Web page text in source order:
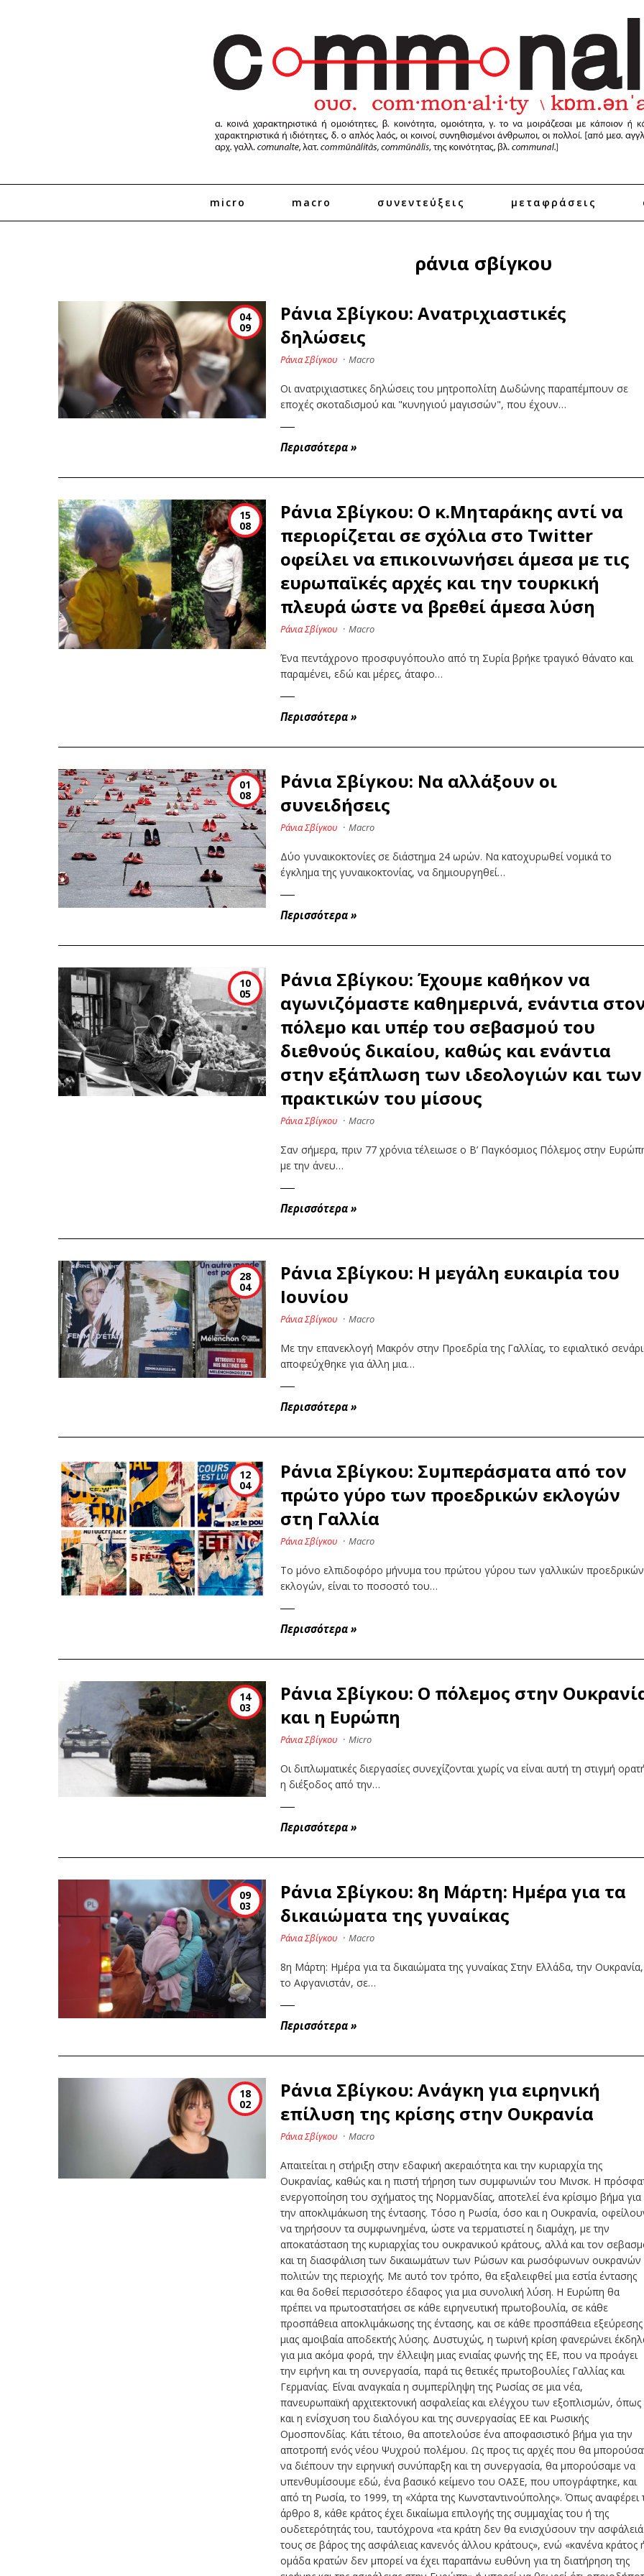
micro macro συνεντεύξεις μεταφράσεις
ράνια σβίγκου
04
09
Ράνια Σβίγκου: Ανατριχιαστικές
δηλώσεις
Ράνια Σβίγκου · Macro
Οι ανατριχιαστικες δηλώσεις του μητροπολίτη Δωδώνης παραπέμπουν σε
εποχές σκοταδισμού και "κυνηγιού μαγισσών", που έχουν…
Περισσότερα»
15
08
Ράνια Σβίγκου: Ο κ.Μηταράκης αντί να
περιορίζεται σε σχόλια στο Twitter
οφείλει να επικοινωνήσει άμεσα με τις
ευρωπαϊκές αρχές και την τουρκική
πλευρά ώστε να βρεθεί άμεσα λύση
Ράνια Σβίγκου · Macro
Ένα πεντάχρονο προσφυγόπουλο από τη Συρία βρήκε τραγικό θάνατο και
παραμένει, εδώ και μέρες, άταφο…
Περισσότερα»
01
08
Ράνια Σβίγκου: Να αλλάξουν οι
συνειδήσεις
Ράνια Σβίγκου · Macro
Δύο γυναικοκτονίες σε διάστημα 24 ωρών. Να κατοχυρωθεί νομικά το
έγκλημα της γυναικοκτονίας, να δημιουργηθεί…
Περισσότερα»
10
05
Ράνια Σβίγκου: Έχουμε καθήκον να
αγωνιζόμαστε καθημερινά, ενάντια
πόλεμο και υπέρ του σεβασμού του
διεθνούς δικαίου, καθώς και ενάντια
στην εξάπλωση των ιδεολογιών και των
πρακτικών του μίσους
Ράνια Σβίγκου · Macro
Σαν σήμερα, πριν 77 χρόνια τέλειωσε ο Β’ Παγκόσμιος Πόλεμος στην
με την άνευ…
Περισσότερα»
28
04
Ράνια Σβίγκου: Η μεγάλη ευκαιρία του
Ιουνίου
Ράνια Σβίγκου · Macro
Με την επανεκλογή Μακρόν στην Προεδρία της Γαλλίας, το εφιαλτικό
αποφεύχθηκε για άλλη μια…
Περισσότερα»
12
04
Ράνια Σβίγκου: Συμπεράσματα από τον
πρώτο γύρο των προεδρικών εκλογών
στη Γαλλία
Ράνια Σβίγκου · Macro
Το μόνο ελπιδοφόρο μήνυμα του πρώτου γύρου των γαλλικών προεδρικών
εκλογών, είναι το ποσοστό του…
Περισσότερα»
14
03
Ράνια Σβίγκου: Ο πόλεμος στην
και η Ευρώπη
Ράνια Σβίγκου · Micro
Οι διπλωματικές διεργασίες συνεχίζονται χωρίς να είναι αυτή τη στιγμή
η διέξοδος από την…
Περισσότερα»
09
03
Ράνια Σβίγκου: 8η Μάρτη: Ημέρα για τα
δικαιώματα της γυναίκας
Ράνια Σβίγκου · Macro
8η Μάρτη: Ημέρα για τα δικαιώματα της γυναίκας Στην Ελλάδα, την Ουκρανία,
το Αφγανιστάν, σε…
Περισσότερα»
18
02
Ράνια Σβίγκου: Ανάγκη για ειρηνική
επίλυση της κρίσης στην Ουκρανία
Ράνια Σβίγκου · Macro
Απαιτείται η στήριξη στην εδαφική ακεραιότητα και την κυριαρχία της
Ουκρανίας, καθώς και η πιστή τήρηση των συμφωνιών του Μινσκ. Η
ενεργοποίηση του σχήματος της Νορμανδίας, αποτελεί ένα κρίσιμο βήμα για
την αποκλιμάκωση της έντασης. Τόσο η Ρωσία, όσο και η Ουκρανία,
να τηρήσουν τα συμφωνημένα, ώστε να τερματιστεί η διαμάχη, με την
αποκατάσταση της κυριαρχίας του ουκρανικού κράτους, αλλά και τον
και τη διασφάλιση των δικαιωμάτων των Ρώσων και ρωσόφωνων ουκρανών
πολιτών της περιοχής. Με αυτό τον τρόπο, θα εξαλειφθεί μια εστία έντασης
και θα δοθεί περισσότερο έδαφος για μια συνολική λύση. Η Ευρώπη θα
πρέπει να πρωτοστατήσει σε κάθε ειρηνευτική πρωτοβουλία, σε κάθε
προσπάθεια αποκλιμάκωσης της έντασης, και σε κάθε προσπάθεια εξεύρεσης
μιας αμοιβαία αποδεκτής λύσης. Δυστυχώς, η τωρινή κρίση φανερώνει
για μια ακόμα φορά, την έλλειψη μιας ενιαίας φωνής της ΕΕ, που να προάγει
την ειρήνη και τη συνεργασία, παρά τις θετικές πρωτοβουλίες Γαλλίας και
Γερμανίας. Είναι αναγκαία η συμπερίληψη της Ρωσίας σε μια νέα,
πανευρωπαϊκή αρχιτεκτονική ασφαλείας και ελέγχου των εξοπλισμών, όπως
και η ενίσχυση του διαλόγου και της συνεργασίας ΕΕ και Ρωσικής
Ομοσπονδίας. Κάτι τέτοιο, θα αποτελούσε ένα αποφασιστικό βήμα για την
αποτροπή ενός νέου Ψυχρού πολέμου. Ως προς τις αρχές που θα
να διέπουν την ειρηνική συνύπαρξη και τη συνεργασία, θα μπορούσαμε να
υπενθυμίσουμε εδώ, ένα βασικό κείμενο του ΟΑΣΕ, που υπογράφτηκε, και
από τη Ρωσία, το 1999, τη «Χάρτα της Κωνσταντινούπολης». Όπως αναφέρει
άρθρο 8, κάθε κράτος έχει δικαίωμα επιλογής της συμμαχίας του ή της
ουδετερότητάς του, ταυτόχρονα «τα κράτη δεν θα ενισχύσουν την ασφάλειά
τους σε βάρος της ασφάλειας κανενός άλλου κράτους», ενώ «κανένα κράτος
ομάδα κρατών δεν μπορεί να έχει παραπάνω ευθύνη για τη διατήρηση της